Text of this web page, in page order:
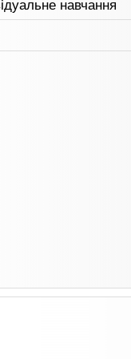
навчання